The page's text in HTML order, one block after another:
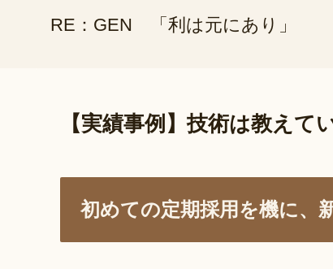
RE：GEN 「利は元にあり」
【実績事例】技術は教え
初めての定期採用を機に、